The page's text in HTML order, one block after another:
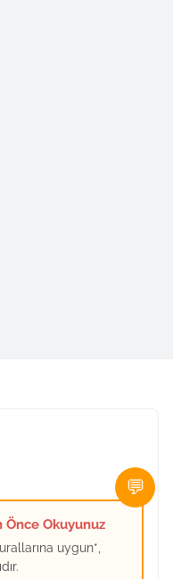
Önce Okuyunuz
uygun*,
💬